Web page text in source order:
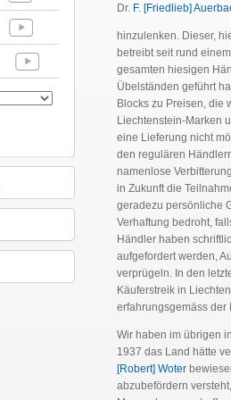
Dr. F. [Friedlieb]
hinzulenken. Dieser,
betreibt seit rund
gesamten hiesigen
Übelständen geführt
Blocks zu Preisen, die
Liechtenstein-Marken
eine Lieferung nicht
den regulären
namenlose
in Zukunft die
geradezu persönliche
Verhaftung bedroht,
Händler haben
aufgefordert werden,
verprügeln. In den
Käuferstreik in
erfahrungsgemäss der
Wir haben im übrigen
1937 das Land hätte
[Robert] Woter
abzubefördern versteht,